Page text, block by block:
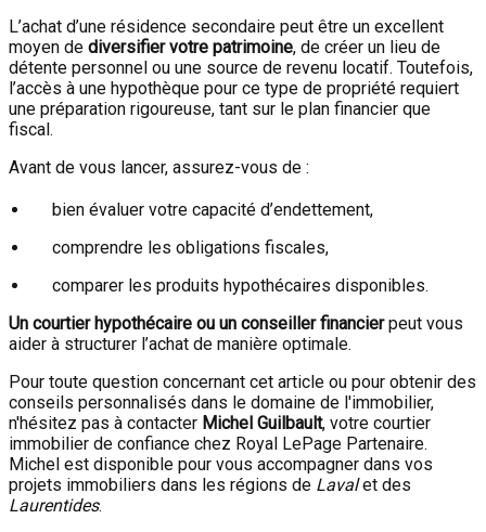
L’achat d’une résidence secondaire peut être un excellent
moyen de diversifier votre patrimoine, de créer un lieu de
détente personnel ou une source de revenu locatif. Toutefois,
l’accès à une hypothèque pour ce type de propriété requiert
une préparation rigoureuse, tant sur le plan financier que
fiscal.
Avant de vous lancer, assurez-vous de :
bien évaluer votre capacité d’endettement,
comprendre les obligations fiscales,
comparer les produits hypothécaires disponibles.
Un courtier hypothécaire ou un conseiller financierpeut vous
aider à structurer l’achat de manière optimale.
Pour toute question concernant cet article ou pour obtenir des
conseils personnalisés dans le domaine de l'immobilier,
n'hésitez pas à contacter Michel Guilbault, votre courtier
immobilier de confiance chez Royal LePage Partenaire.
Michel est disponible pour vous accompagner dans vos
projets immobiliers dans les régions de Lavalet des
Laurentides.